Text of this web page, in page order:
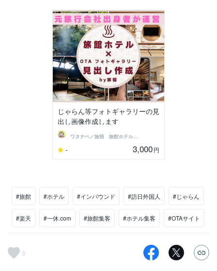
じゃらん等フォトギャラリーの見
出し画像作成します
- 3,000円
#旅館 #ホテル #インバウンド #訪日外国人 #じゃらん
#楽天 #一休.com #旅館集客 #ホテル集客 #OTAサイト
3